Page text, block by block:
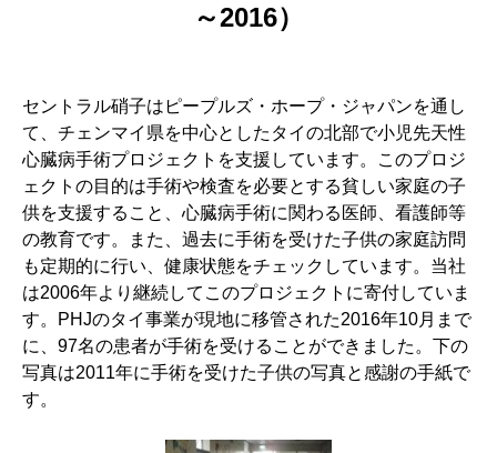
～2016）
セントラル硝子はピープルズ・ホープ・ジャパンを通し
て、チェンマイ県を中心としたタイの北部で小児先天性
心臓病手術プロジェクトを支援しています。このプロジ
ェクトの目的は手術や検査を必要とする貧しい家庭の子
供を支援すること、心臓病手術に関わる医師、看護師等
の教育です。また、過去に手術を受けた子供の家庭訪問
も定期的に行い、健康状態をチェックしています。当社
は2006年より継続してこのプロジェクトに寄付していま
す。PHJのタイ事業が現地に移管された2016年10月まで
に、97名の患者が手術を受けることができました。下の
写真は2011年に手術を受けた子供の写真と感謝の手紙で
す。